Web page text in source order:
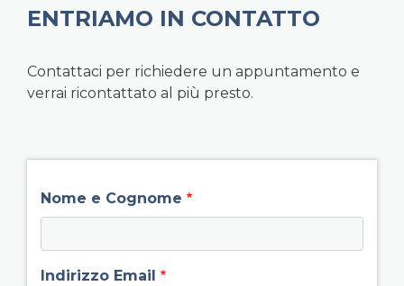
ENTRIAMO IN CONTATTO
Contattaci per richiedere un appuntamento e
verrai ricontattato al più presto.
field group left
Nome e Cognome
Indirizzo Email